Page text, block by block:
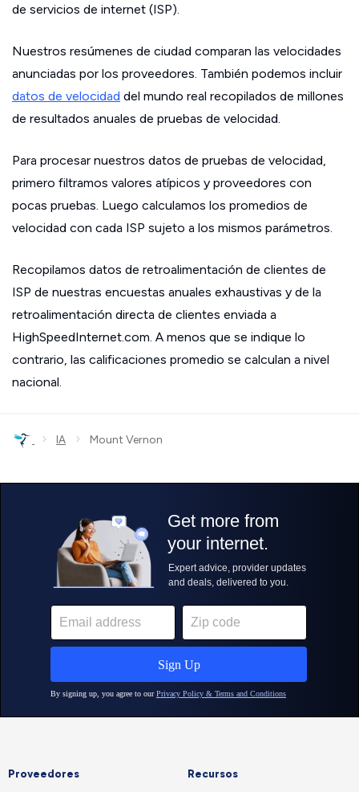
de servicios de internet (ISP).
Nuestros resúmenes de ciudad comparan las velocidades
anunciadas por los proveedores. También podemos incluir
datos de velocidad del mundo real recopilados de millones
de resultados anuales de pruebas de velocidad.
Para procesar nuestros datos de pruebas de velocidad,
primero filtramos valores atípicos y proveedores con
pocas pruebas. Luego calculamos los promedios de
velocidad con cada ISP sujeto a los mismos parámetros.
Recopilamos datos de retroalimentación de clientes de
ISP de nuestras encuestas anuales exhaustivas y de la
retroalimentación directa de clientes enviada a
HighSpeedInternet.com. A menos que se indique lo
contrario, las calificaciones promedio se calculan a nivel
nacional.
› IA › Mount Vernon
Proveedores Recursos